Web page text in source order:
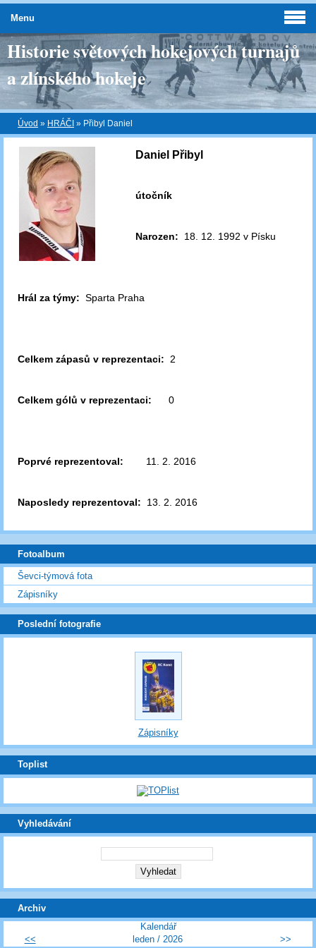
Historie světových hokejových turnajů
a zlínského hokeje
Úvod » HRÁČI » Přibyl Daniel
Daniel Přibyl
útočník
Narozen: 18. 12. 1992 v Písku
Hrál za týmy: Sparta Praha
Celkem zápasů v reprezentaci: 2
Celkem gólů v reprezentaci: 0
Poprvé reprezentoval: 11. 2. 2016
Naposledy reprezentoval: 13. 2. 2016
Menu
Fotoalbum
Ševci-týmová fota
Zápisníky
Poslední fotografie
Zápisníky
Toplist
Vyhledávání
Archiv
Kalendář
<<
leden / 2026 >>